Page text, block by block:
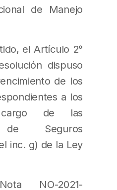
de Manejo
el Artículo 2°
dispuso
de los
a los
de las
de Seguros
inc. g) de la Ley
NO-2021-